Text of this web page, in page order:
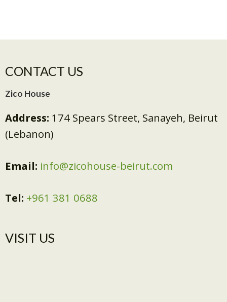
CONTACT US
Zico House
Address: 174 Spears Street, Sanayeh, Beirut
(Lebanon)
Email: info@zicohouse-beirut.com
Tel: +961 381 0688
VISIT US​